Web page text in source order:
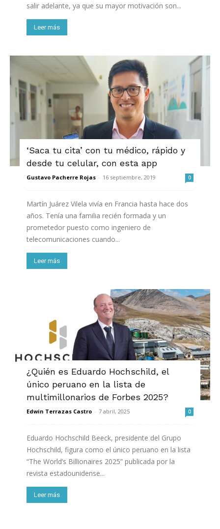
salir adelante, ya que su mayor motivación son...
Leer más
‘Saca tu cita’ con tu médico, rápido y
desde tu celular, con esta app
Gustavo Pacherre Rojas - 16 septiembre, 2019 0
Martín Juárez Vilela vivía en Francia hasta hace dos
años. Tenía una familia recién formada y un
prometedor puesto como ingeniero de
telecomunicaciones cuando...
Leer más
¿Quién es Eduardo Hochschild, el
único peruano en la lista de
multimillonarios de Forbes 2025?
Edwin Terrazas Castro - 7 abril, 2025 0
Eduardo Hochschild Beeck, presidente del Grupo
Hochschild, figura como el único peruano en la lista
“The World’s Billionaires 2025” publicada por la
revista estadounidense...
Leer más